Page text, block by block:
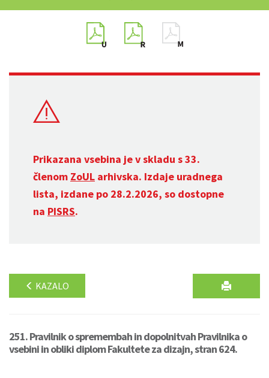
Prikazana vsebina je v skladu s 33.
členom ZoUL arhivska. Izdaje uradnega
lista, izdane po 28.2.2026, so dostopne
na PISRS.
KAZALO
251. Pravilnik o spremembah in dopolnitvah Pravilnika o
vsebini in obliki diplom Fakultete za dizajn, stran 624.